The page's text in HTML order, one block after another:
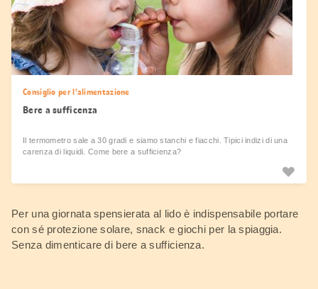
Consiglio per l’alimentazione
Bere a sufficenza
Il termometro sale a 30 gradi e siamo stanchi e fiacchi. Tipici indizi di una
carenza di liquidi. Come bere a sufficienza?
Per una giornata spensierata al lido è indispensabile portare
con sé protezione solare, snack e giochi per la spiaggia.
Senza dimenticare di bere a sufficienza.